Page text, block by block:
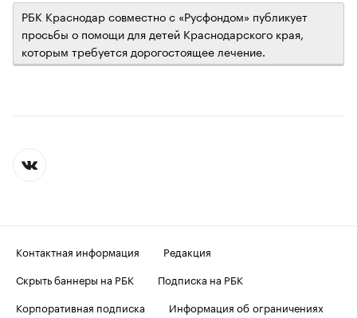
РБК Краснодар совместно с «Русфондом» публикует
просьбы о помощи для детей Краснодарского края,
которым требуется дорогостоящее лечение.
Контактная информация
Редакция
Скрыть баннеры на РБК
Подписка на РБК
Корпоративная подписка
Информация об ограничениях